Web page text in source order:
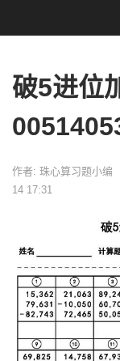
破5进位
作者: 珠心算习题小编
14 17:31